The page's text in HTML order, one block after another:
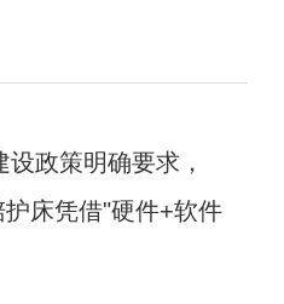
政策明确要求，
护床凭借"硬件+软件